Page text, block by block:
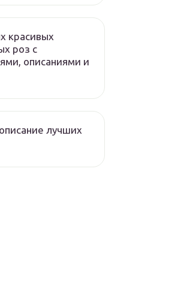
красивых
роз с
описаниями и
лучших